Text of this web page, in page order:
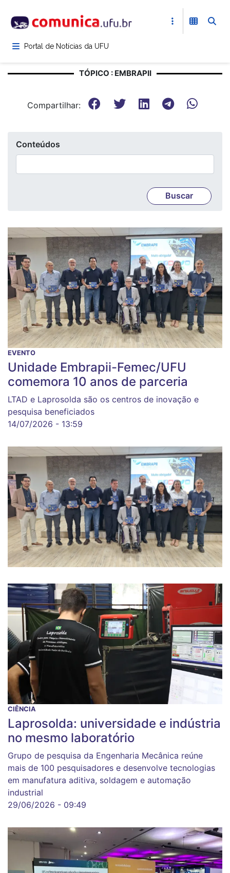
para
conteúdoPortal de Notícias da UFU
TÓPICO : EMBRAPII
Compartilhar:
Conteúdos
EVENTO
Unidade Embrapii-Femec/UFU
comemora 10 anos de parceria
LTAD e Laprosolda são os centros de inovação e
pesquisa beneficiados
14/07/2026 - 13:59
CIÊNCIA
Laprosolda: universidade e indústria
no mesmo laboratório
Grupo de pesquisa da Engenharia Mecânica reúne
mais de 100 pesquisadores e desenvolve tecnologias
em manufatura aditiva, soldagem e automação
industrial
29/06/2026 - 09:49